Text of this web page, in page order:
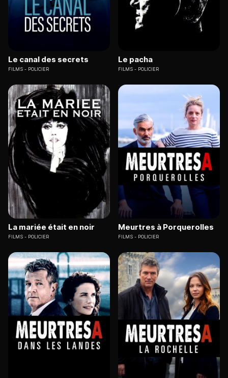
Le canal des secrets
FILMS POLICIER
Le pacha
FILMS POLICIER
La mariée était en noir
FILMS POLICIER
Meurtres à Porquerolles
FILMS POLICIER